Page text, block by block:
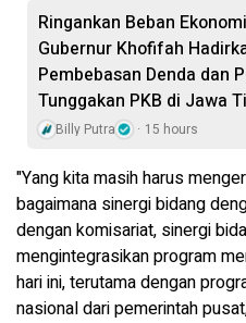
Ringankan Beban
Gubernur Khofifah
Pembebasan Denda dan
Tunggakan PKB di Jawa
Billy Putra 15 hours
"Yang kita masih harus
bagaimana sinergi bidang
dengan komisariat, sinergi
mengintegrasikan program
hari ini, terutama dengan
nasional dari pemerintah